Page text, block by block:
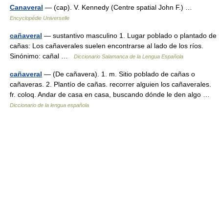
Canaveral — (cap). V. Kennedy (Centre spatial John F.) …
Encyclopédie Universelle
cañaveral — sustantivo masculino 1. Lugar poblado o plantado de
cañas: Los cañaverales suelen encontrarse al lado de los ríos.
Sinónimo: cañal …
Diccionario Salamanca de la Lengua Española
cañaveral — (De cañavera). 1. m. Sitio poblado de cañas o
cañaveras. 2. Plantío de cañas. recorrer alguien los cañaverales.
fr. coloq. Andar de casa en casa, buscando dónde le den algo …
Diccionario de la lengua española